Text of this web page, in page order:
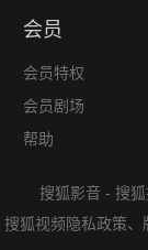
会员
会员特权
会员剧场
帮助
搜狐影音 - 搜
搜狐视频隐私政策、